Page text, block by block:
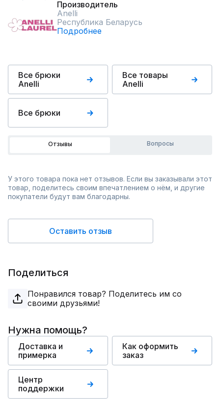
Производитель
Anelli
Республика Беларусь
Подробнее
Все брюки
Anelli
Все товары
Anelli
Все брюки
Отзывы Вопросы
У этого товара пока нет отзывов. Если вы заказывали этот
товар, поделитесь своим впечатлением о нём, и другие
покупатели будут вам благодарны.
Оставить отзыв
Поделиться
Понравился товар? Поделитесь им со
своими друзьями!
Нужна помощь?
Доставка и
примерка
Как оформить
заказ
Центр
поддержки